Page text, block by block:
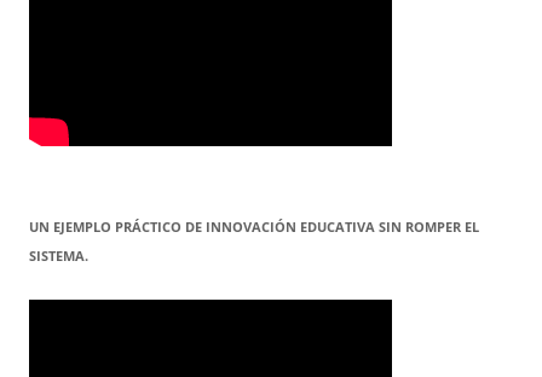
UN EJEMPLO PRÁCTICO DE INNOVACIÓN EDUCATIVA SIN ROMPER EL
SISTEMA.